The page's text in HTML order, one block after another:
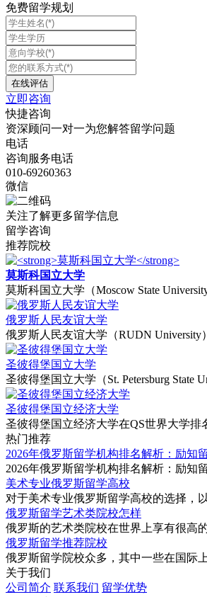
免费留学规划
立即咨询
快捷咨询
资深顾问一对一为您解答留学问题
电话
咨询服务电话
010-69260363
微信
关注了解更多留学信息
留学咨询
推荐院校
莫斯科国立大学
莫斯科国立大学（Moscow State
俄罗斯人民友谊大学
俄罗斯人民友谊大学（RUDN
‌圣彼得堡国立大学
圣彼得堡国立大学（St. Petersburg
圣彼得堡国立经济大学
圣彼得堡国立经济大学在QS世界大学排
热门推荐
2026年俄罗斯留学机构排名解析：励知留
2026年俄罗斯留学机构排名解析：励知
美术专业俄罗斯留学高校
对于美术专业俄罗斯留学高校的选择，
俄罗斯留学艺术类院校怎样
俄罗斯的艺术类院校‌在世界上享有很高
俄罗斯留学推荐院校
俄罗斯留学院校众多，其中一些在国际
关于我们
公司简介 联系我们 留学优势